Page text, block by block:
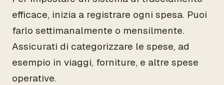
efficace, inizia a registrare ogni spesa. Puoi
farlo settimanalmente o mensilmente.
Assicurati di categorizzare le spese, ad
esempio in viaggi, forniture, e altre spese
operative.